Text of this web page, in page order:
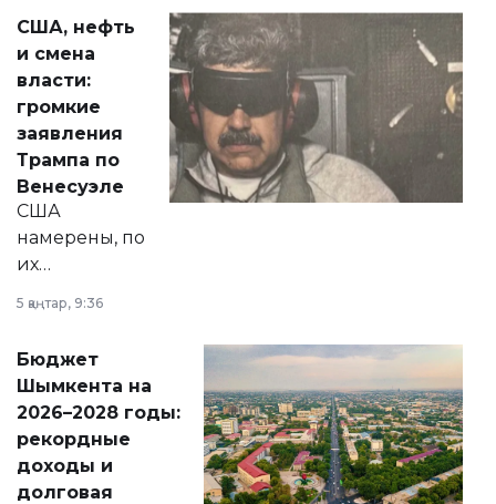
актуальных тем —
от слухов о
политических
реформах до
вопросов армии,
экономики и
личного здоровья.
США, нефть
и смена
власти:
громкие
заявления
Трампа по
Венесуэле
США
намерены, по
их
принести
народу
Венесуэлы.
5 қаңтар, 9:36
Бюджет
Шымкента на
2026–2028 годы:
рекордные
доходы и
долговая